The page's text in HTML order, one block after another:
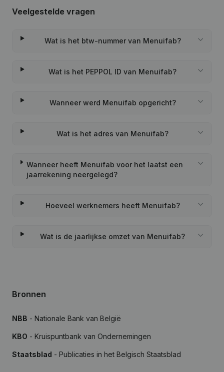
Veelgestelde vragen
Wat is het btw-nummer van Menuifab?
Wat is het PEPPOL ID van Menuifab?
Wanneer werd Menuifab opgericht?
Wat is het adres van Menuifab?
Wanneer heeft Menuifab voor het laatst een
jaarrekening neergelegd?
Hoeveel werknemers heeft Menuifab?
Wat is de jaarlijkse omzet van Menuifab?
Bronnen
NBB - Nationale Bank van België
KBO - Kruispuntbank van Ondernemingen
Staatsblad - Publicaties in het Belgisch Staatsblad